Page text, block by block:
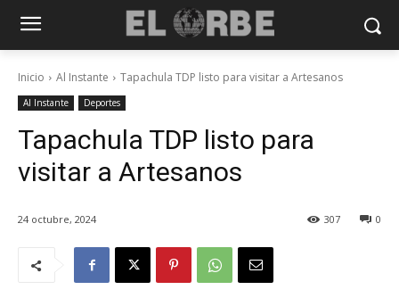
Inicio Al Instante Tapachula TDP listo para visitar a Artesanos
Al Instante Deportes
Tapachula TDP listo para
visitar a Artesanos
24 octubre, 2024 0
307